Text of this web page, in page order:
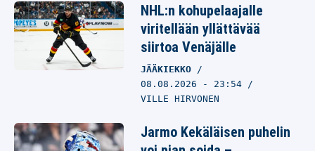
NHL:n kohupelaajalle
viritellään yllättävää
siirtoa Venäjälle
JÄÄKIEKKO
08.08.2026 - 23:54
VILLE HIRVONEN
Jarmo Kekäläisen puhelin